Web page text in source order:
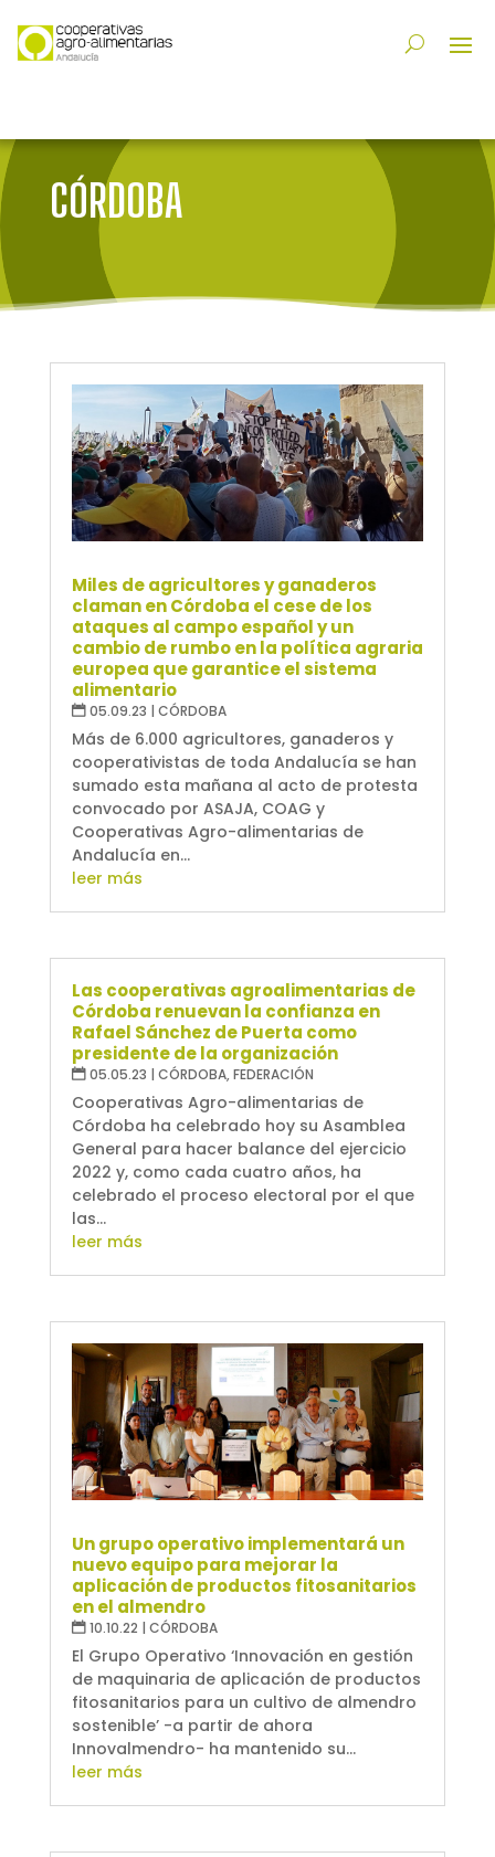
CÓRDOBA
Miles de agricultores y ganaderos
claman en Córdoba el cese de los
ataques al campo español y un
cambio de rumbo en la política agraria
europea que garantice el sistema
alimentario
05.09.23 | CÓRDOBA
Más de 6.000 agricultores, ganaderos y
cooperativistas de toda Andalucía se han
sumado esta mañana al acto de protesta
convocado por ASAJA, COAG y
Cooperativas Agro-alimentarias de
Andalucía en...
leer más
Las cooperativas agroalimentarias de
Córdoba renuevan la confianza en
Rafael Sánchez de Puerta como
presidente de la organización
05.05.23 | CÓRDOBA,FEDERACIÓN
Cooperativas Agro-alimentarias de
Córdoba ha celebrado hoy su Asamblea
General para hacer balance del ejercicio
2022 y, como cada cuatro años, ha
celebrado el proceso electoral por el que
las...
leer más
Un grupo operativo implementará un
nuevo equipo para mejorar la
aplicación de productos fitosanitarios
en el almendro
10.10.22 | CÓRDOBA
El Grupo Operativo ‘Innovación en gestión
de maquinaria de aplicación de productos
fitosanitarios para un cultivo de almendro
sostenible’ -a partir de ahora
Innovalmendro- ha mantenido su...
leer más